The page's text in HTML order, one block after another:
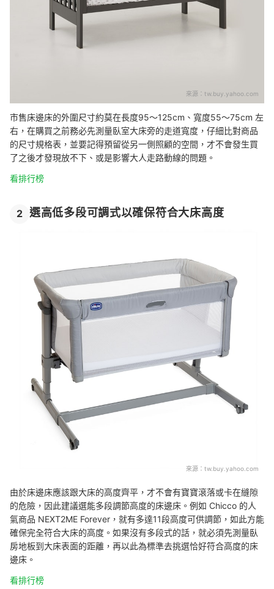
來源： tw.buy.yahoo.com
市售床邊床的外圍尺寸約莫在長度95～125cm、寬度55～75cm 左
右，在購買之前務必先測量臥室大床旁的走道寬度，仔細比對商品
的尺寸規格表，並要記得預留從另一側照顧的空間，才不會發生買
了之後才發現放不下、或是影響大人走路動線的問題。
看排行榜
2 選高低多段可調式以確保符合大床高度
來源： tw.buy.yahoo.com
由於床邊床應該跟大床的高度齊平，才不會有寶寶滾落或卡在縫隙
的危險，因此建議選能多段調節高度的床邊床。例如 Chicco 的人
氣商品 NEXT2ME Forever，就有多達11段高度可供調節，如此方能
確保完全符合大床的高度。如果沒有多段式的話，就必須先測量臥
房地板到大床表面的距離，再以此為標準去挑選恰好符合高度的床
邊床。
看排行榜